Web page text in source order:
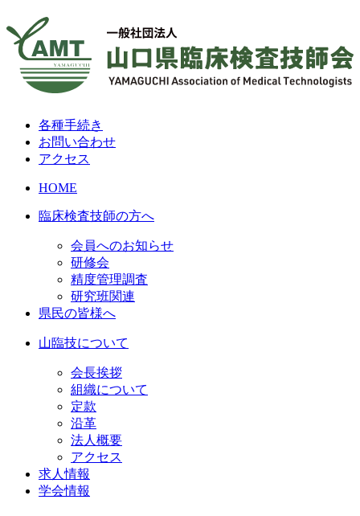
各種手続き
お問い合わせ
アクセス
HOME
臨床検査技師の方へ
会員へのお知らせ
研修会
精度管理調査
研究班関連
県民の皆様へ
山臨技について
会長挨拶
組織について
定款
沿革
法人概要
アクセス
求人情報
学会情報